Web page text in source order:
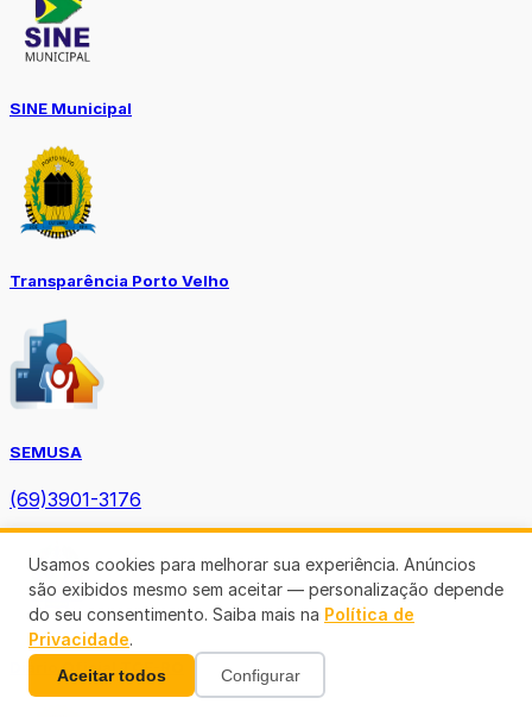
SINE Municipal
Transparência Porto Velho
SEMUSA
(69)3901-3176
Diário Oficial TCE-RO
Usamos cookies para melhorar sua experiência. Anúncios
são exibidos mesmo sem aceitar — personalização depende
do seu consentimento. Saiba mais na Política de
Privacidade.
Aceitar todos Configurar